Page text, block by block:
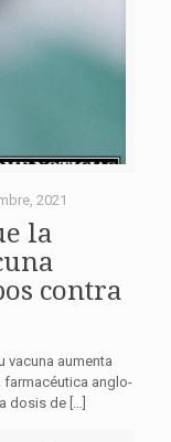
2021
la
contra
vacuna aumenta
anglo-
dosis de […]